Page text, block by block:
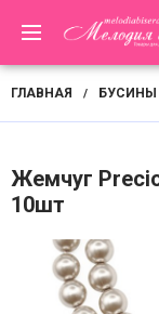
ГЛАВНАЯ /
Жемчуг
10шт